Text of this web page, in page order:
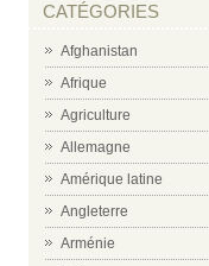
CATÉGORIES
Afghanistan
Afrique
Agriculture
Allemagne
Amérique latine
Angleterre
Arménie